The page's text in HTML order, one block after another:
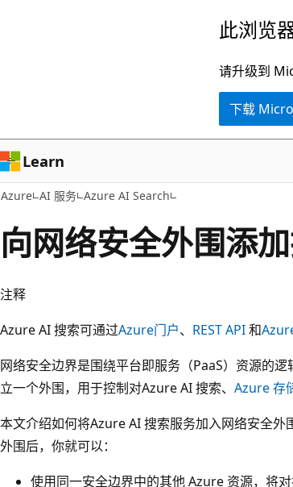
容
此浏览
请升级到
下载
Learn
Azure AI 服务 Azure AI Search
向网络安全外围添
注释
Azure AI 搜索可通过Azure门户、 REST API和
网络安全边界是围绕平台即服务（PaaS）资源的
立一个外围，用于控制对Azure AI 搜索、 Azure 存
本文介绍如何将Azure AI 搜索服务加入网络安全
外围后，你就可以：
使用同一安全边界中的其他 Azure 资源，将